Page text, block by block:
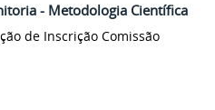
- Metodologia Científica
de Inscrição Comissão